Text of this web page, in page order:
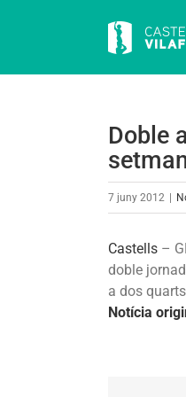
Doble
7 juny 2012
Castells –
doble
a dos
Notícia